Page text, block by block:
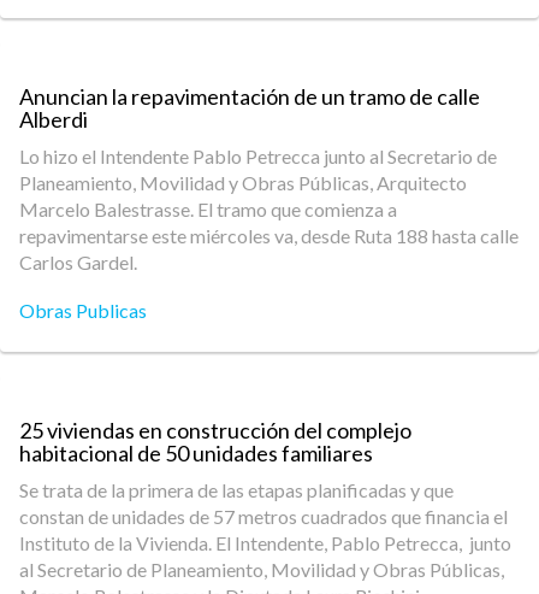
Anuncian la repavimentación de un tramo de calle
Alberdi
Lo hizo el Intendente Pablo Petrecca junto al Secretario de
Planeamiento, Movilidad y Obras Públicas, Arquitecto
Marcelo Balestrasse. El tramo que comienza a
repavimentarse este miércoles va, desde Ruta 188 hasta calle
Carlos Gardel.
Obras Publicas
25 viviendas en construcción del complejo
habitacional de 50 unidades familiares
Se trata de la primera de las etapas planificadas y que
constan de unidades de 57 metros cuadrados que financia el
Instituto de la Vivienda. El Intendente, Pablo Petrecca, junto
al Secretario de Planeamiento, Movilidad y Obras Públicas,